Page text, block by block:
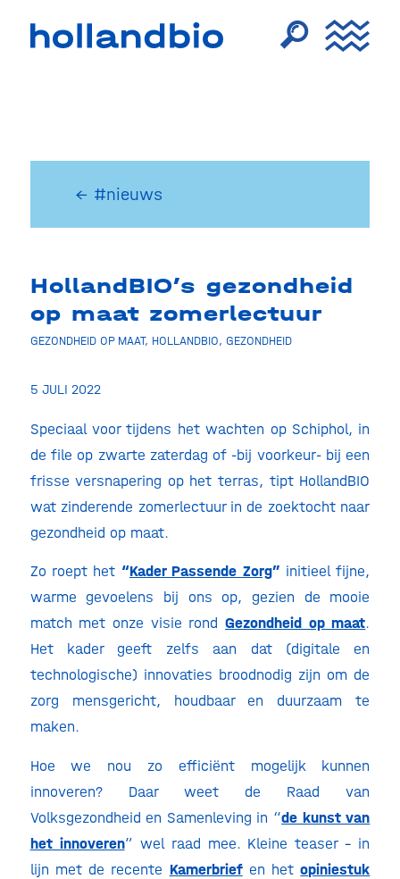
← #nieuws
HollandBIO’s gezondheid
op maat zomerlectuur
GEZONDHEID OP MAAT, HOLLANDBIO, GEZONDHEID
5 JULI 2022
Speciaal voor tijdens het wachten op Schiphol, in
de file op zwarte zaterdag of -bij voorkeur- bij een
frisse versnapering op het terras, tipt HollandBIO
wat zinderende zomerlectuur in de zoektocht naar
gezondheid op maat.
Zo roept het “Kader Passende Zorg” initieel fijne,
warme gevoelens bij ons op, gezien de mooie
match met onze visie rondGezondheid op maat.
Het kader geeft zelfs aan dat (digitale en
technologische) innovaties broodnodig zijn om de
zorg mensgericht, houdbaar en duurzaam te
maken.
Hoe we nou zo efficiënt mogelijk kunnen
innoveren? Daar weet de Raad van
Volksgezondheid en Samenleving in “de kunst van
het innoveren” wel raad mee. Kleine teaser – in
lijn met de recente Kamerbrief en hetopiniestuk